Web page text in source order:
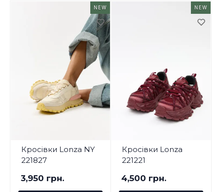
NEW
Кросівки Lonza NY
221827
3,950 грн.
NEW
Кросівки Lonza
221221
4,500 грн.